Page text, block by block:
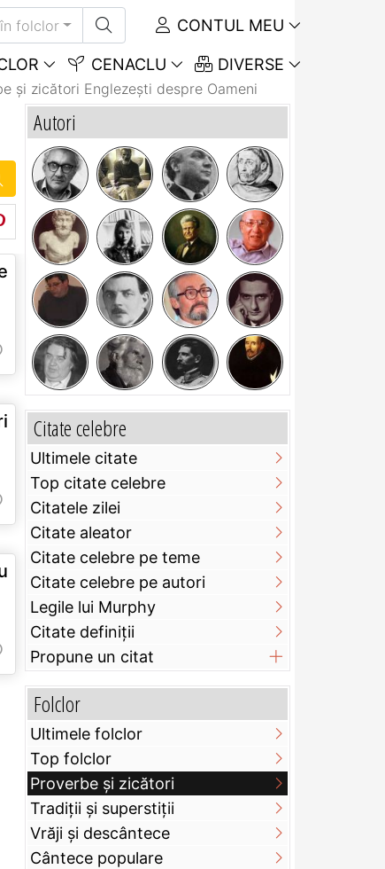
în folclor CONTUL MEU
CENACLU DIVERSE
și zicători Englezeşti despre Oameni
Autori
Citate celebre
Ultimele citate
Top citate celebre
Citatele zilei
Citate aleator
Citate celebre pe teme
Citate celebre pe autori
Legile lui Murphy
Citate definiţii
Propune un citat
Folclor
Ultimele folclor
Top folclor
Proverbe și zicători
Tradiții și superstiții
Vrăji și descântece
Cântece populare